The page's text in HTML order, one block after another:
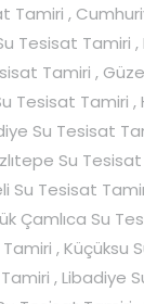
Tamiri ,
Tesisat Tamiri
Tamiri ,
Tesisat Tamiri
Su Tesisat
Su Tesisat
Su Tesisat
Çamlıca Su
, Küçüksu
, Libadiye